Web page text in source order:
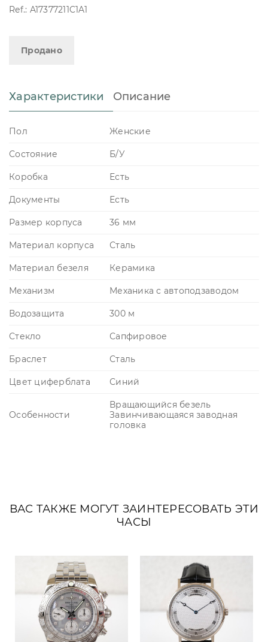
Ref.: A17377211C1A1
Продано
Характеристики Описание
Пол Женские
Состояние Б/У
Коробка Есть
Документы Есть
Размер корпуса 36 мм
Материал корпуса Сталь
Материал безеля Керамика
Механизм Механика с автоподзаводом
Водозащита 300 м
Стекло Сапфировое
Браслет Сталь
Цвет циферблата Синий
Особенности
Вращающийся безель
Завинчивающаяся заводная
головка
ВАС ТАКЖЕ МОГУТ ЗАИНТЕРЕСОВАТЬ ЭТИ
ЧАСЫ